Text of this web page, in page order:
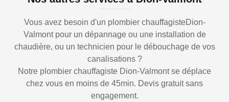
Vous avez besoin d'un plombier chauffagisteDion-
Valmont pour un dépannage ou une installation de
chaudière, ou un technicien pour le débouchage de vos
canalisations ?
Notre plombier chauffagiste Dion-Valmont se déplace
chez vous en moins de 45min. Devis gratuit sans
engagement.